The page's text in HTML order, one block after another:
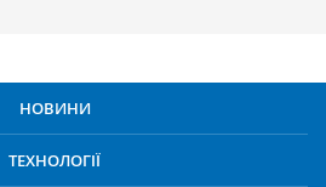
НОВИНИ
ТЕХНОЛОГІЇ